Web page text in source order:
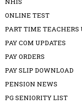
ONLINE TEST
PART TIME TEACHERS
PAY COM UPDATES
PAY ORDERS
PAY SLIP DOWNLOAD
PENSION NEWS
PG SENIORITY LIST